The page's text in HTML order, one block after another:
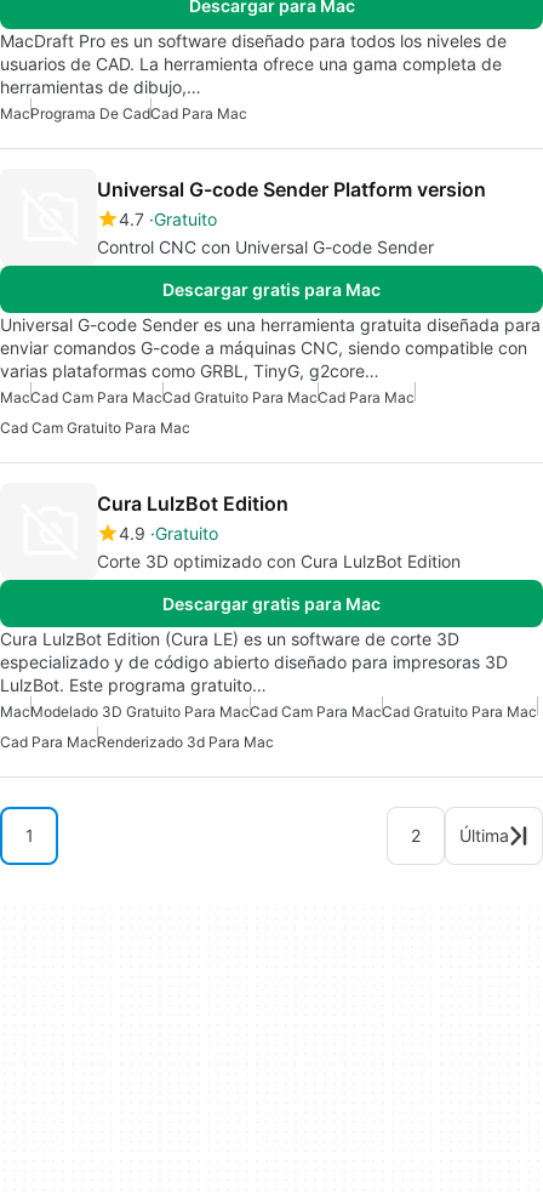
Descargar para Mac
MacDraft Pro es un software diseñado para todos los niveles de
usuarios de CAD. La herramienta ofrece una gama completa de
herramientas de dibujo,…
MacPrograma De CadCad Para Mac
Universal G-code Sender Platform version
4.7 Gratuito
Control CNC con Universal G-code Sender
Descargar gratis para Mac
Universal G-code Sender es una herramienta gratuita diseñada para
enviar comandos G-code a máquinas CNC, siendo compatible con
varias plataformas como GRBL, TinyG, g2core…
MacCad Cam Para MacCad Gratuito Para MacCad Para Mac
Cad Cam Gratuito Para Mac
Cura LulzBot Edition
4.9 Gratuito
Corte 3D optimizado con Cura LulzBot Edition
Descargar gratis para Mac
Cura LulzBot Edition (Cura LE) es un software de corte 3D
especializado y de código abierto diseñado para impresoras 3D
LulzBot. Este programa gratuito…
MacModelado 3D Gratuito Para MacCad Cam Para MacCad Gratuito Para Mac
Cad Para MacRenderizado 3d Para Mac
1 2 Última